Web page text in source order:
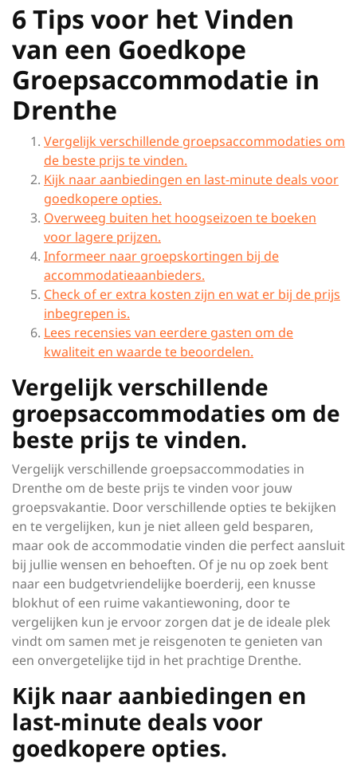
6 Tips voor het Vinden
van een Goedkope
Groepsaccommodatie in
Drenthe
Vergelijk verschillende groepsaccommodaties om
de beste prijs te vinden.
Kijk naar aanbiedingen en last-minute deals voor
goedkopere opties.
Overweeg buiten het hoogseizoen te boeken
voor lagere prijzen.
Informeer naar groepskortingen bij de
accommodatieaanbieders.
Check of er extra kosten zijn en wat er bij de prijs
inbegrepen is.
Lees recensies van eerdere gasten om de
kwaliteit en waarde te beoordelen.
Vergelijk verschillende
groepsaccommodaties om de
beste prijs te vinden.
Vergelijk verschillende groepsaccommodaties in
Drenthe om de beste prijs te vinden voor jouw
groepsvakantie. Door verschillende opties te bekijken
en te vergelijken, kun je niet alleen geld besparen,
maar ook de accommodatie vinden die perfect aansluit
bij jullie wensen en behoeften. Of je nu op zoek bent
naar een budgetvriendelijke boerderij, een knusse
blokhut of een ruime vakantiewoning, door te
vergelijken kun je ervoor zorgen dat je de ideale plek
vindt om samen met je reisgenoten te genieten van
een onvergetelijke tijd in het prachtige Drenthe.
Kijk naar aanbiedingen en
last-minute deals voor
goedkopere opties.